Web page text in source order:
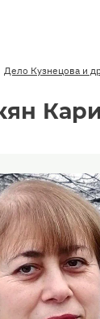
Дело Кузнецова и